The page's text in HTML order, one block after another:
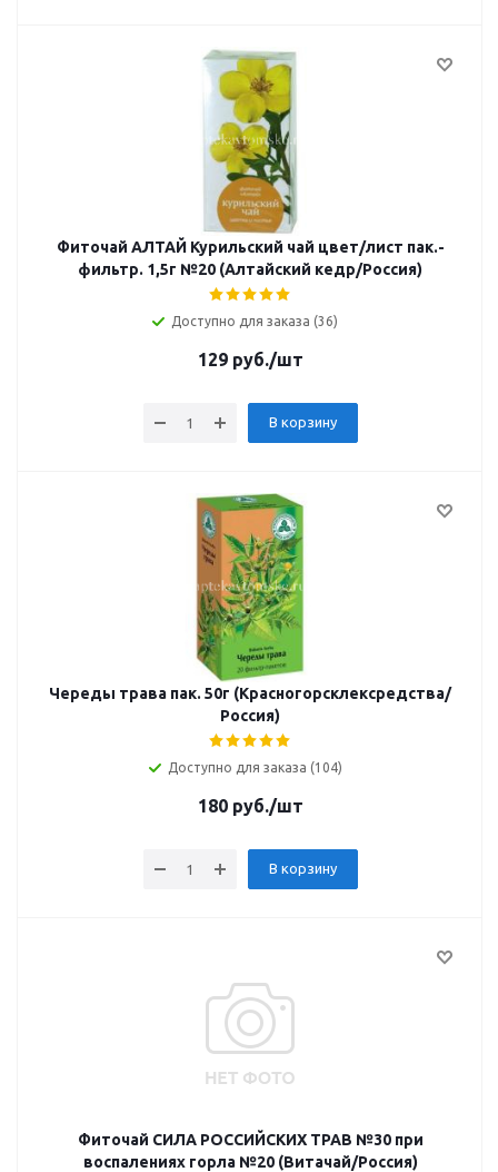
Фиточай АЛТАЙ Курильский чай цвет/лист пак.-
фильтр. 1,5г №20 (Алтайский кедр/Россия)
Доступно для заказа (36)
129руб./шт
В корзину
Череды трава пак. 50г (Красногорсклексредства/
Россия)
Доступно для заказа (104)
180руб./шт
В корзину
Фиточай СИЛА РОССИЙСКИХ ТРАВ №30 при
воспалениях горла №20 (Витачай/Россия)